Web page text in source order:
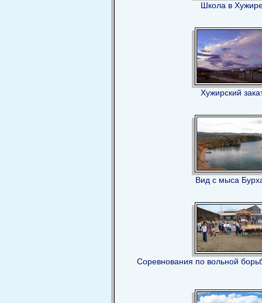
Школа в
Хужирский
Вид с мыса
Соревнования по вольной